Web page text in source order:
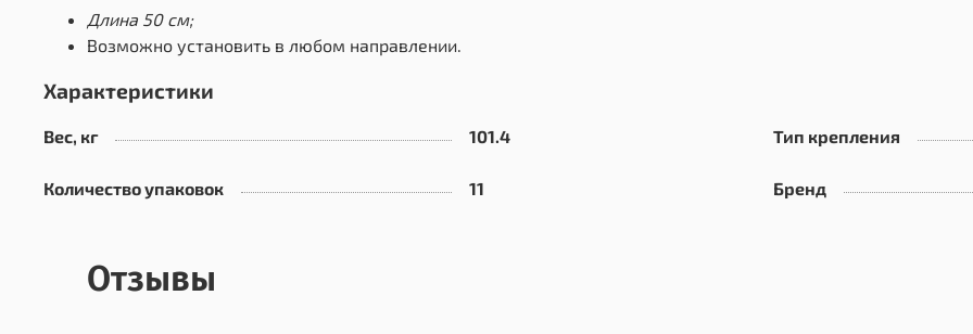
Длина 50 см;
Возможно установить в любом направлении.
Характеристики
Вес, кг 101.4 Тип крепления
Количество упаковок 11 Бренд
Отзывы